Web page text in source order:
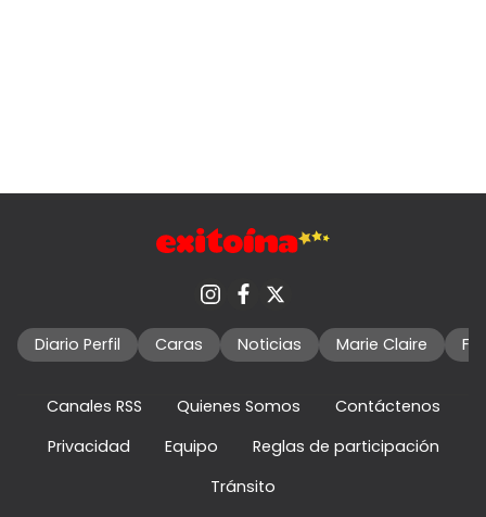
Diario Perfil Caras Noticias Marie Claire
Canales RSS Quienes Somos
Contáctenos
Privacidad
Equipo
Reglas de participación
Tránsito